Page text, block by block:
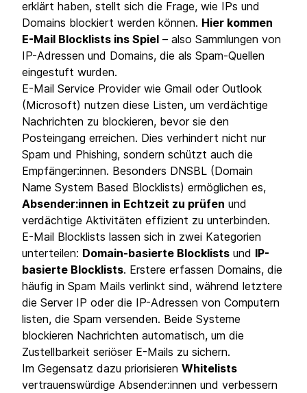
erklärt haben, stellt sich die Frage, wie IPs und
Domains blockiert werden können. Hier kommen
E-Mail Blocklists ins Spiel – also Sammlungen von
IP-Adressen und Domains, die als Spam-Quellen
eingestuft wurden.
E-Mail Service Provider wie Gmail oder Outlook
(Microsoft) nutzen diese Listen, um verdächtige
Nachrichten zu blockieren, bevor sie den
Posteingang erreichen. Dies verhindert nicht nur
Spam und Phishing, sondern schützt auch die
Empfänger:innen. Besonders DNSBL (Domain
Name System Based Blocklists) ermöglichen es,
Absender:innen in Echtzeit zu prüfen und
verdächtige Aktivitäten effizient zu unterbinden.
E-Mail Blocklists lassen sich in zwei Kategorien
unterteilen: Domain-basierte Blocklists und IP-
basierte Blocklists. Erstere erfassen Domains, die
häufig in Spam Mails verlinkt sind, während letztere
die Server IP oder die IP-Adressen von Computern
listen, die Spam versenden. Beide Systeme
blockieren Nachrichten automatisch, um die
Zustellbarkeit seriöser E-Mails zu sichern.
Im Gegensatz dazu priorisieren Whitelists
vertrauenswürdige Absender:innen und verbessern